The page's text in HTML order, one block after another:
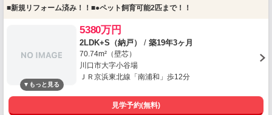
■新規リフォーム済み！！■●ペット飼育可能2匹まで！！
5380万円
2LDK+S（納戸） / 築19年3ヶ月
70.74m²（壁芯）
川口市大字小谷場
ＪＲ京浜東北線「南浦和」歩12分
見学予約(無料)